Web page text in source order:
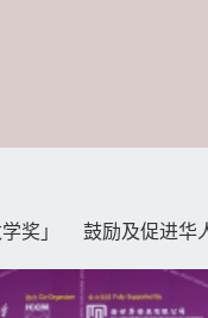
学奖」 鼓励及促进华